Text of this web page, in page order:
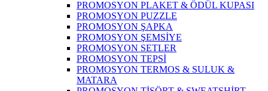
PROMOSYON PLAKET & ÖDÜL KUPASI
PROMOSYON PUZZLE
PROMOSYON ŞAPKA
PROMOSYON ŞEMSİYE
PROMOSYON SETLER
PROMOSYON TEPSİ
PROMOSYON TERMOS & SULUK &
MATARA